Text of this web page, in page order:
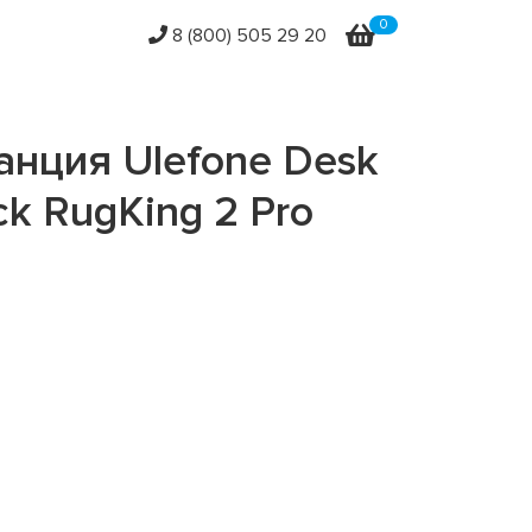
8 (800) 505 29 20 0
Ulefone Desk
RugKing 2 Pro